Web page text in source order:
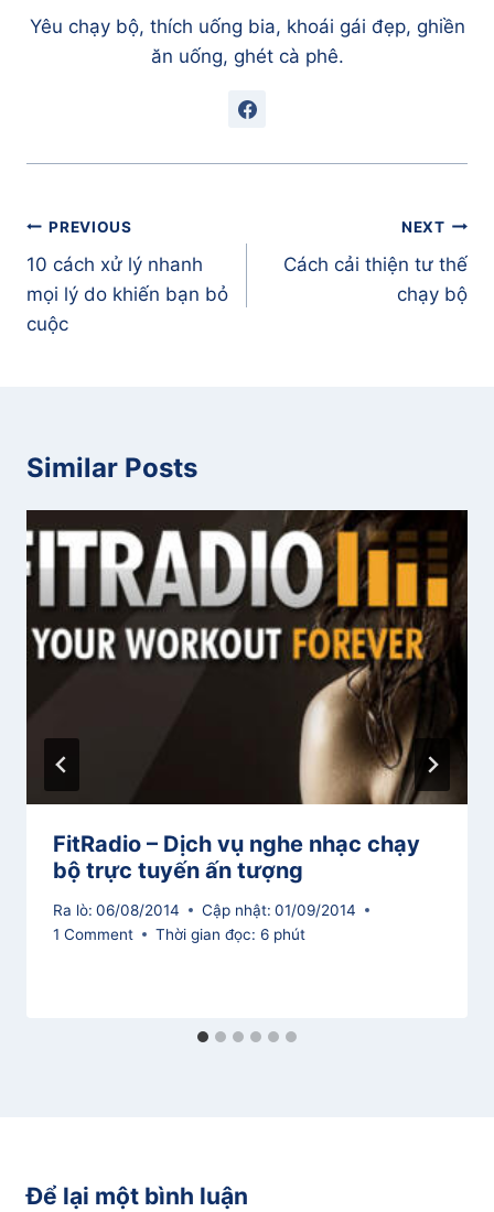
Yêu chạy bộ, thích uống bia, khoái gái đẹp, ghiền
ăn uống, ghét cà phê.
Điều
hướng
bài
viết
PREVIOUS
10 cách xử lý nhanh
mọi lý do khiến bạn bỏ
cuộc
NEXT
Cách cải thiện tư thế
chạy bộ
Similar Posts
FitRadio – Dịch vụ nghe nhạc chạy
bộ trực tuyến ấn tượng
Ra lò: 06/08/2014 Cập nhật: 01/09/2014
1 Comment
Thời gian đọc: 6 phút
Để lại một bình luận